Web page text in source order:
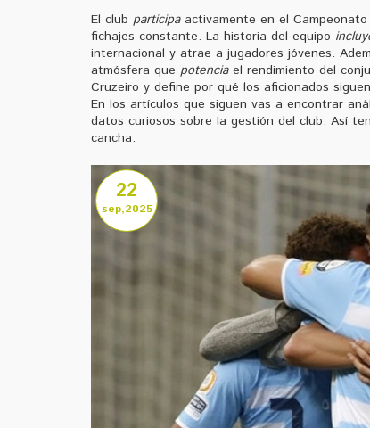
El club participaactivamente en el Campeonato
fichajes constante. La historia del equipo
internacional y atrae a jugadores jóvenes.
atmósfera que potenciael rendimiento del
Cruzeiro y define por qué los aficionados
En los artículos que siguen vas a encontrar
datos curiosos sobre la gestión del club. Así
cancha.
22
sep,2025